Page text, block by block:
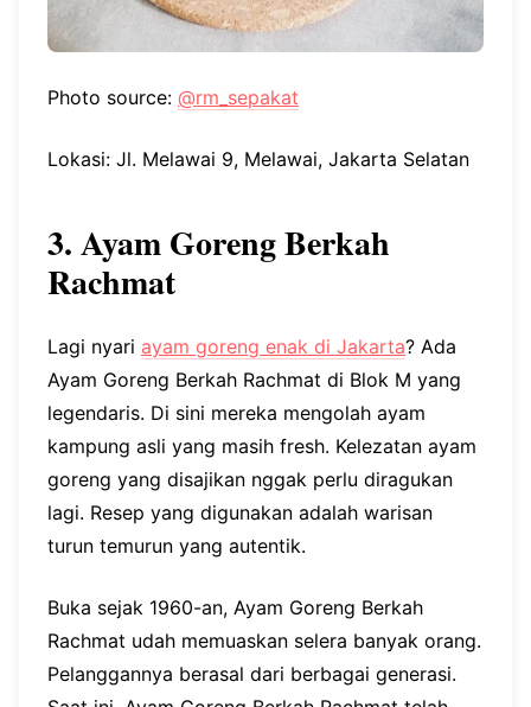
Photo source: @rm_sepakat
Lokasi: Jl. Melawai 9, Melawai, Jakarta Selatan
3. Ayam Goreng Berkah
Rachmat
Lagi nyari ayam goreng enak di Jakarta? Ada
Ayam Goreng Berkah Rachmat di Blok M yang
legendaris. Di sini mereka mengolah ayam
kampung asli yang masih fresh. Kelezatan ayam
goreng yang disajikan nggak perlu diragukan
lagi. Resep yang digunakan adalah warisan
turun temurun yang autentik.
Buka sejak 1960-an, Ayam Goreng Berkah
Rachmat udah memuaskan selera banyak orang.
Pelanggannya berasal dari berbagai generasi.